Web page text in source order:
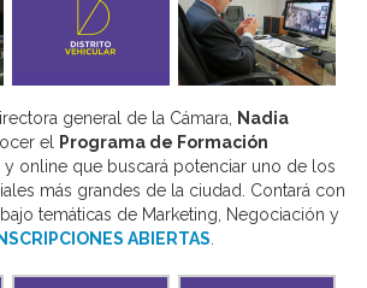
general de la Cámara, Nadia
el Programa de Formación
y online que buscará potenciar uno de los
más grandes de la ciudad. Contará con
temáticas de Marketing, Negociación y
ABIERTAS.